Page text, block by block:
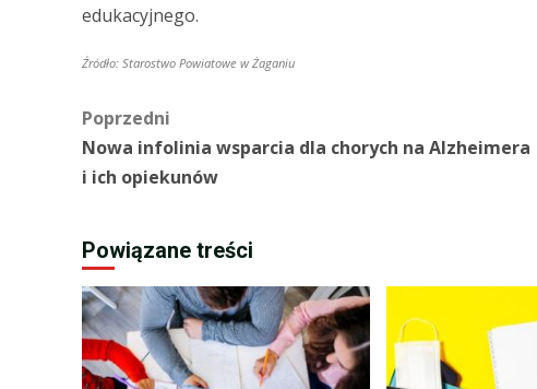
edukacyjnego.
Źródło: Starostwo Powiatowe w Żaganiu
Zobacz
wpisy
Poprzedni
Nowa infolinia wsparcia dla chorych na Alzheimera
i ich opiekunów
Powiązane treści